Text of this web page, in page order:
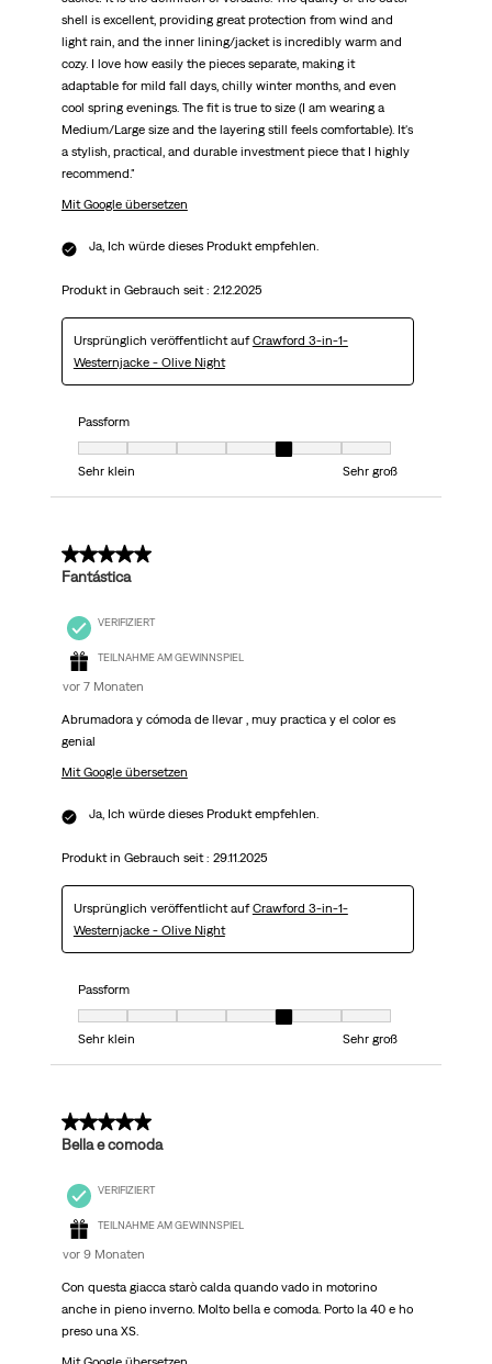
shell is excellent, providing great protection from wind and
light rain, and the inner lining/jacket is incredibly warm and
cozy. I love how easily the pieces separate, making it
adaptable for mild fall days, chilly winter months, and even
cool spring evenings. The fit is true to size (I am wearing a
Medium/Large size and the layering still feels comfortable). It's
a stylish, practical, and durable investment piece that I highly
recommend."
Mit Google übersetzen
Ja, Ich würde dieses Produkt empfehlen.
Produkt in Gebrauch seit : 2.12.2025
Ursprünglich veröffentlicht aufCrawford 3-in-1-
Westernjacke - Olive Night
Passform
Passform, 5 von 7, wobei 1 gleich Sehr klein ist und 7 gleich Sehr groß
Sehr klein
Sehr groß
5 von 5 Sternen.
Fantástica
VERIFIZIERT
TEILNAHME AM GEWINNSPIEL
vor 7 Monaten
Abrumadora y cómoda de llevar , muy practica y el color es
genial
Mit Google übersetzen
Ja, Ich würde dieses Produkt empfehlen.
Produkt in Gebrauch seit : 29.11.2025
Ursprünglich veröffentlicht aufCrawford 3-in-1-
Westernjacke - Olive Night
Passform
Passform, 5 von 7, wobei 1 gleich Sehr klein ist und 7 gleich Sehr groß
Sehr klein
Sehr groß
5 von 5 Sternen.
Bella e comoda
VERIFIZIERT
TEILNAHME AM GEWINNSPIEL
vor 9 Monaten
Con questa giacca starò calda quando vado in motorino
anche in pieno inverno. Molto bella e comoda. Porto la 40 e ho
preso una XS.